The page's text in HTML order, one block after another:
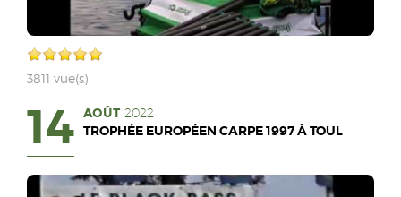
3811 vue(s)
14 AOÛT 2022
TROPHÉE EUROPÉEN CARPE 1997 À TOUL